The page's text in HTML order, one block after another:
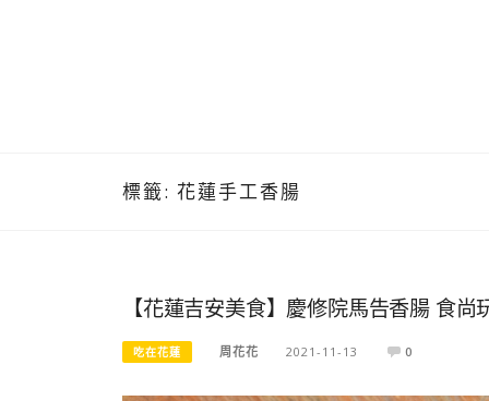
標籤: 花蓮手工香腸
【花蓮吉安美食】慶修院馬告香腸 食
吃在花蓮 周花花 2021-11-13 0